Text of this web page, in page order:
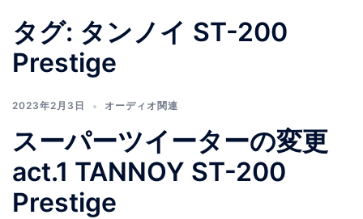
タグ: タンノイ ST-200
Prestige
2023年2月3日 オーディオ関連
スーパーツイーターの変更
act.1 TANNOY ST-200
Prestige